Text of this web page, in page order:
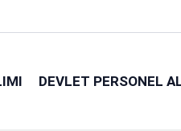
DEVLET PERSONEL